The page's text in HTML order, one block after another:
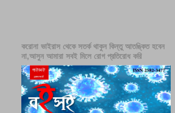
করোনা ভাইরাস থেকে সতর্ক থাকুন কিন্তু আতঙ্কিত হবেন
না,আসুন আমারা সবই মিলে রোগ প্রতিরোধ করি